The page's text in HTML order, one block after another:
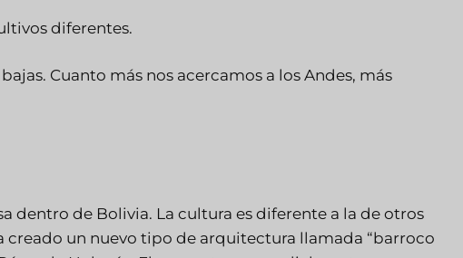
diferentes.
Cuanto más nos acercamos a los Andes, más
dentro de Bolivia. La cultura es diferente a la de otros
creado un nuevo tipo de arquitectura llamada “barroco